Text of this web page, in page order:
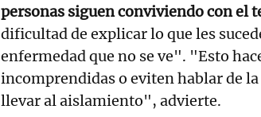
personas siguen conviviendo con el
dificultad de explicar lo que les
enfermedad que no se ve". "Esto
incomprendidas o eviten hablar de
llevar al aislamiento", advierte.